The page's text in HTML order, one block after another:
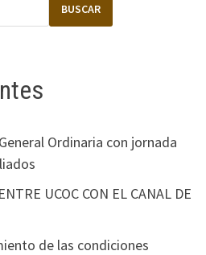
BUSCAR
Ordinaria con jornada
UCOC CON EL CANAL DE
de las condiciones